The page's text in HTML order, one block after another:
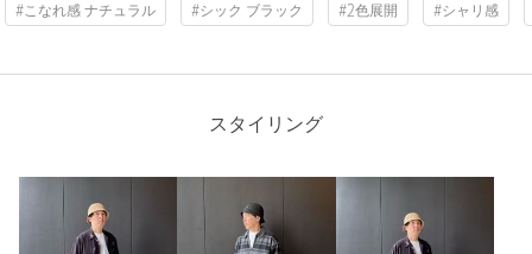
店舗へお問い合わせの際は、全国のBEAUTY&YOUTH各店舗まで
対象商品 返品等について
#こなれ感 ナチュラル #シック ブラック #2色展開 #シャリ感
スタイリング